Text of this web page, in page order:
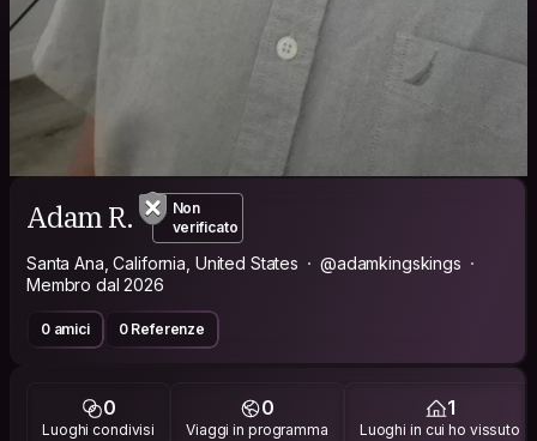
Adam R.
Non
verificato
Santa Ana, California, United States
@adamkingskings
Membro dal 2026
0 amici 0 Referenze
0
Luoghi condivisi
0
Viaggi in programma
1
Luoghi in cui ho vissuto